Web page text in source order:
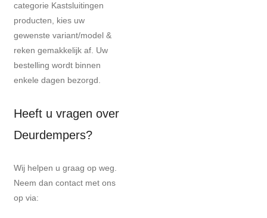
categorie Kastsluitingen
producten, kies uw
gewenste variant/model &
reken gemakkelijk af. Uw
bestelling wordt binnen
enkele dagen bezorgd.
Heeft u vragen over
Deurdempers?
Wij helpen u graag op weg.
Neem dan contact met ons
op via: